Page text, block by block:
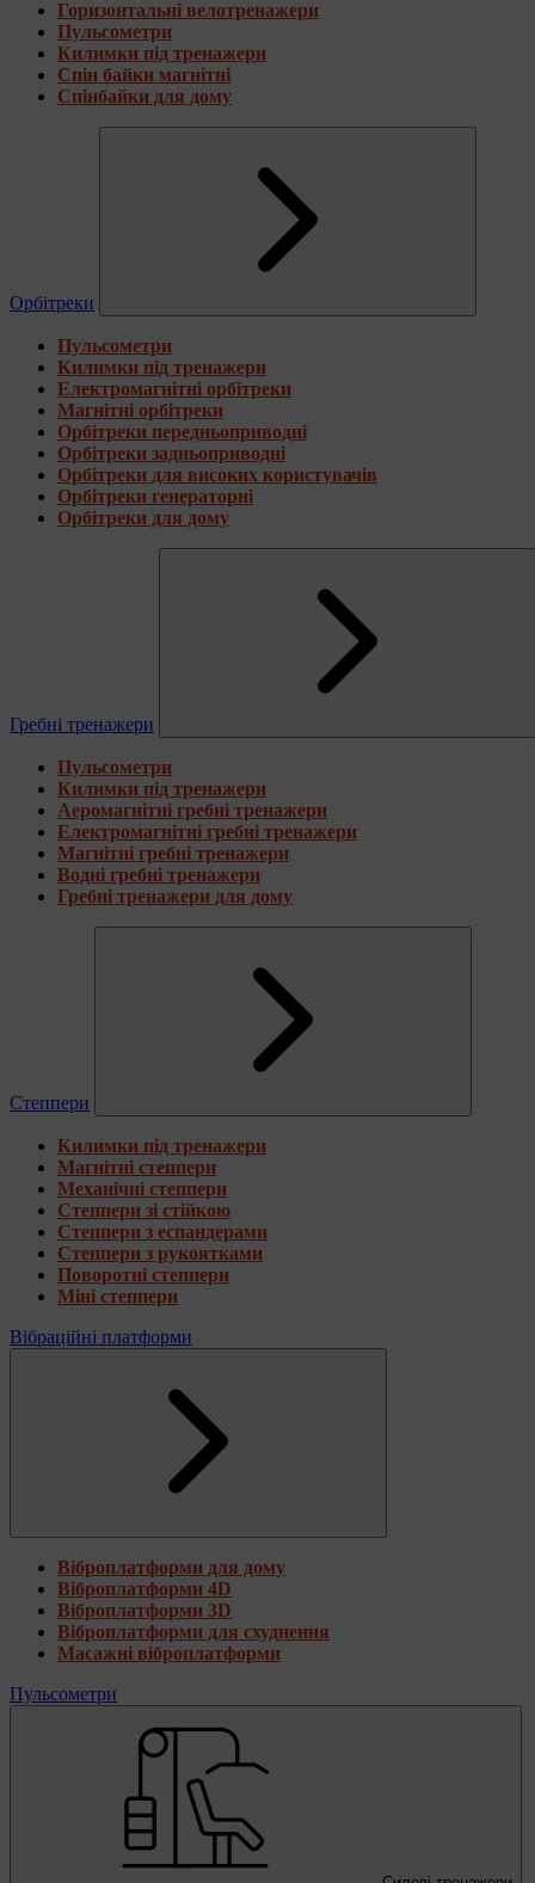
Горизонтальні велотренажери
Пульсометри
Килимки під тренажери
Спін байки магнітні
Спінбайки для дому
Орбітреки
Пульсометри
Килимки під тренажери
Електромагнітні орбітреки
Магнітні орбітреки
Орбітреки передньоприводні
Орбітреки задньоприводні
Орбітреки для високих користувачів
Орбітреки генераторні
Орбітреки для дому
Гребні тренажери
Пульсометри
Килимки під тренажери
Аеромагнітні гребні тренажери
Електромагнітні гребні тренажери
Магнітні гребні тренажери
Водні гребні тренажери
Гребні тренажери для дому
Степпери
Килимки під тренажери
Магнітні степпери
Механічні степпери
Степпери зі стійкою
Степпери з еспандерами
Степпери з рукоятками
Поворотні степпери
Міні степпери
Вібраційні платформи
Віброплатформи для дому
Віброплатформи 4D
Віброплатформи 3D
Віброплатформи для схуднення
Масажні віброплатформи
Пульсометри